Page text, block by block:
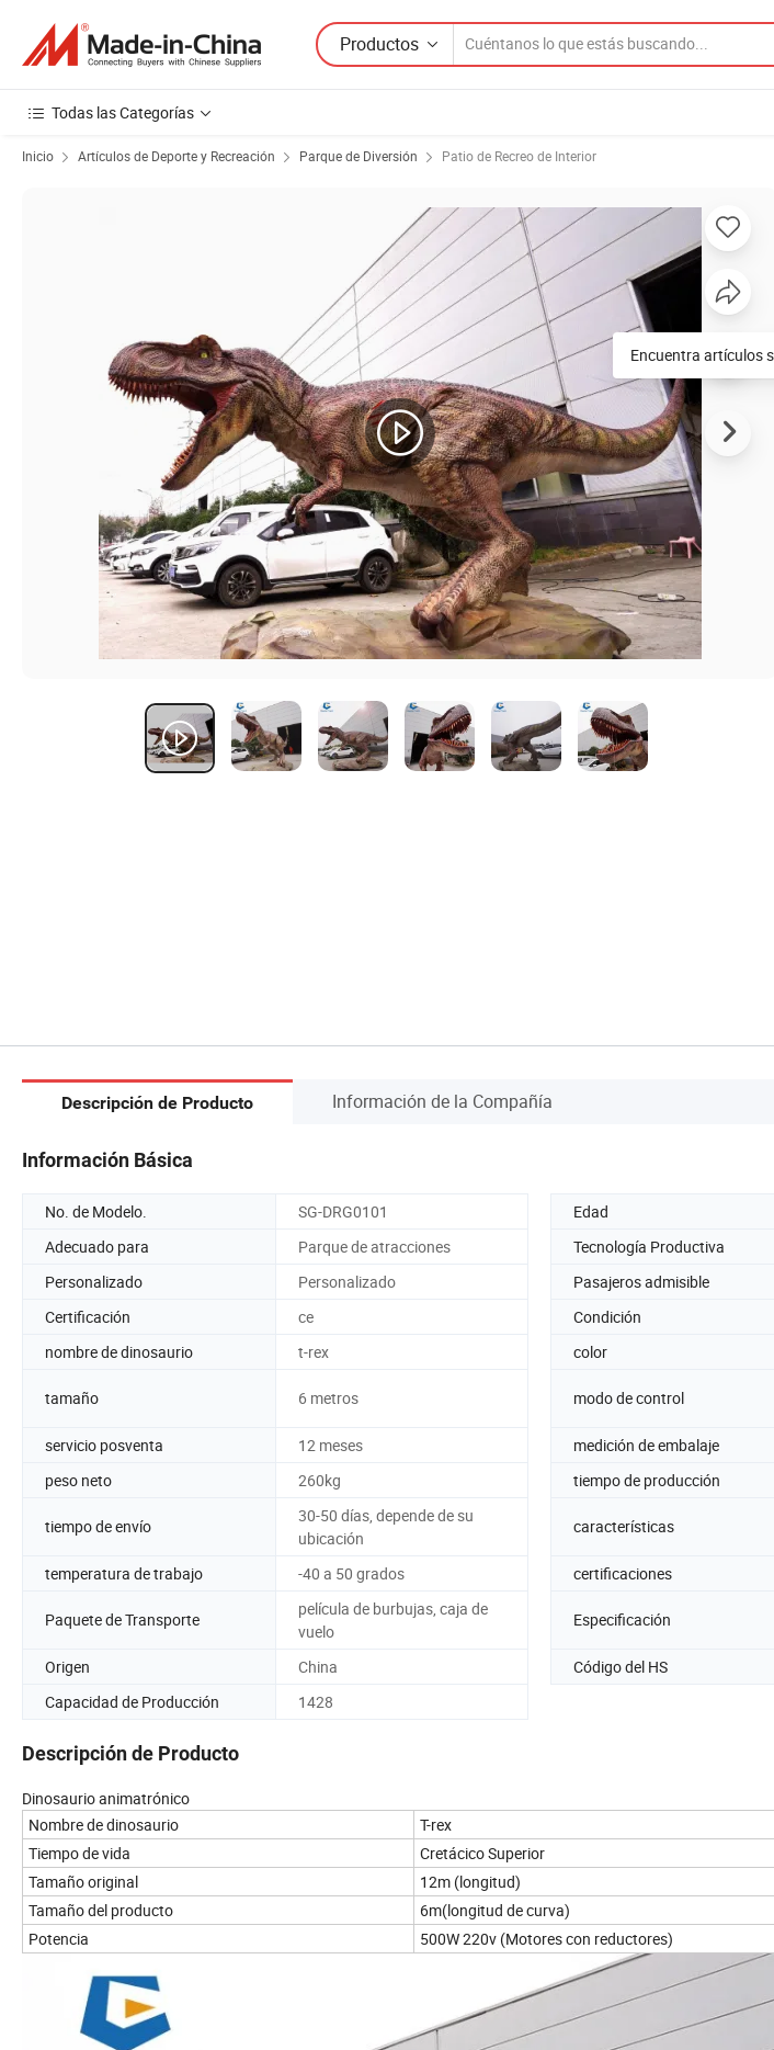
Productos
Todas las Categorías
Inicio Artículos de Deporte y Recreación Parque de Diversión Patio de Recreo de Interior
Descripción de Producto Información de la Compañía
Información Básica
No. de Modelo. SG-DRG0101 Edad
Adecuado para
Parque de atracciones Tecnología Productiva
Personalizado
Personalizado Pasajeros admisible
Certificación
ce Condición
nombre de dinosaurio
t-rex color
tamaño 6 metros modo de control
servicio posventa
12 meses medición de embalaje
peso neto
260kg tiempo de producción
tiempo de envío
30-50 días, depende de su
ubicación
características
temperatura de trabajo
-40 a 50 grados certificaciones
Paquete de Transporte
película de burbujas, caja de
vuelo
Especificación
Origen
China Código del HS
Capacidad de Producción
1428
Descripción de Producto
Dinosaurio animatrónico
Nombre de dinosaurio
T-rex
Tiempo de vida
Cretácico Superior
Tamaño original
12m (longitud)
Tamaño del producto
6m(longitud de curva)
Potencia
500W 220v (Motores con reductores)